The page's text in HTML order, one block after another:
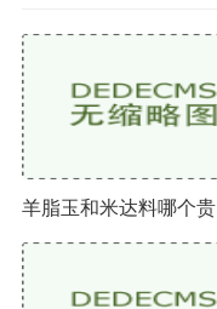
羊脂玉和米达料哪个贵